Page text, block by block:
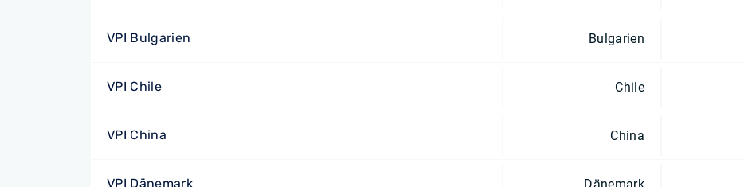
VPI Bulgarien Bulgarien
VPI Chile Chile
VPI China China
VPI Dänemark Dänemark